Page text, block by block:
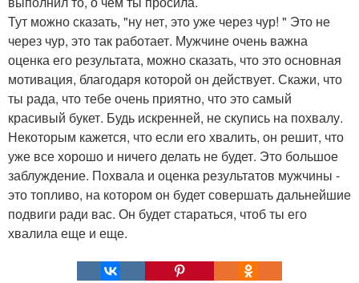
Тут можно сказать, "ну нет, это уже через чур! " Это не
через чур, это так работает. Мужчине очень важна
оценка его результата, можно сказать, что это основная
мотивация, благодаря которой он действует. Скажи, что
ты рада, что тебе очень приятно, что это самый
красивый букет. Будь искренней, не скупись на похвалу.
Некоторым кажется, что если его хвалить, он решит, что
уже все хорошо и ничего делать не будет. Это большое
заблуждение. Похвала и оценка результатов мужчины -
это топливо, на котором он будет совершать дальнейшие
подвиги ради вас. Он будет стараться, чтоб ты его
хвалила еще и еще.